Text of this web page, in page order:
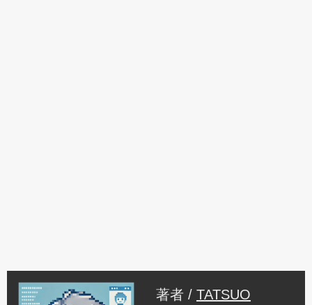
著者 / TATSUO